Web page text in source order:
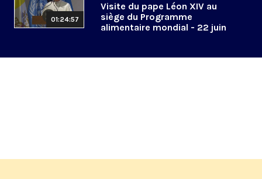
01:24:57
Visite du pape Léon XIV au
siège du Programme
alimentaire mondial - 22 juin